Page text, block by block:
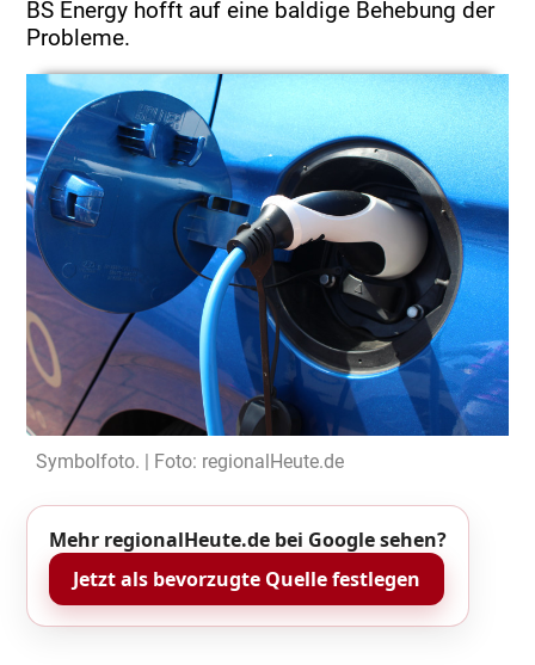
BS Energy hofft auf eine baldige Behebung der
Probleme.
Symbolfoto. | Foto: regionalHeute.de
Mehr regionalHeute.de bei Google sehen?
Jetzt als bevorzugte Quelle festlegen